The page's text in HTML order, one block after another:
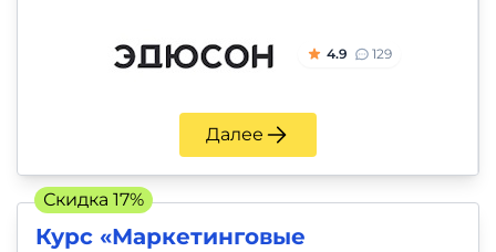
4.9 129
Далее
Курс «Маркетинговые
Скидка 17%